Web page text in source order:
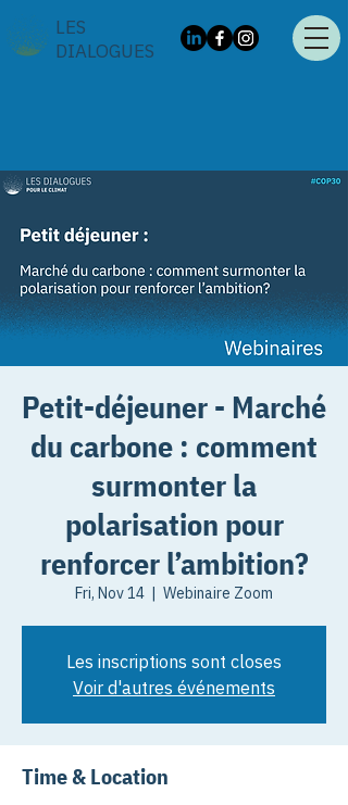
LES
DIALOGUES
Petit-déjeuner - Marché
du carbone : comment
surmonter la
polarisation pour
renforcer l’ambition?
Fri, Nov 14
  |
Webinaire Zoom
Les inscriptions sont closes
Voir d'autres événements
Time & Location